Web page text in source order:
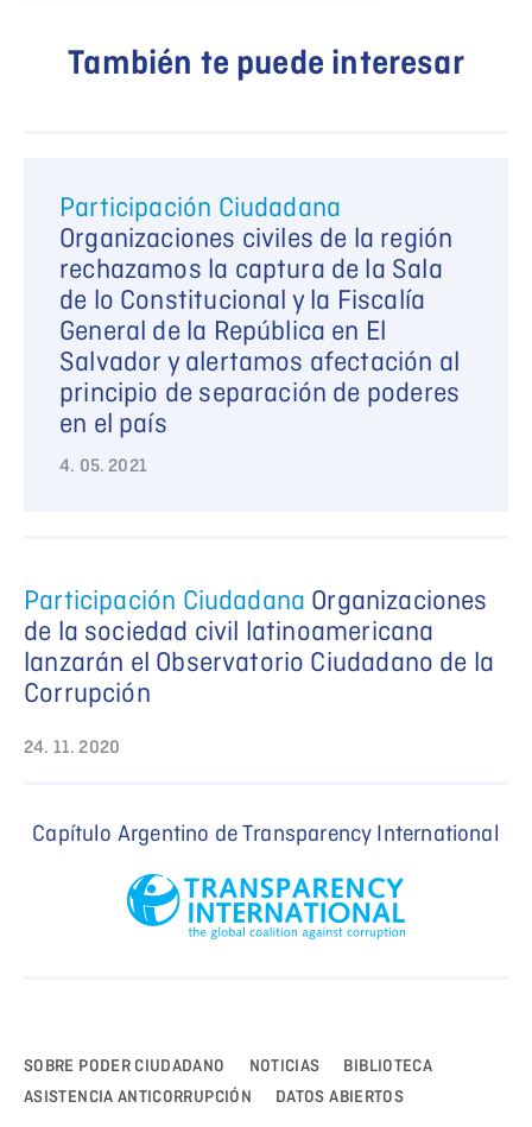
También te puede interesar
Participación Ciudadana
Organizaciones civiles de la región
rechazamos la captura de la Sala
de lo Constitucional y la Fiscalía
General de la República en El
Salvador y alertamos afectación al
principio de separación de poderes
en el país
4. 05. 2021
Participación Ciudadana Organizaciones
de la sociedad civil latinoamericana
lanzarán el Observatorio Ciudadano de la
Corrupción
24. 11. 2020
Capítulo Argentino de Transparency International
SOBRE PODER CIUDADANO NOTICIAS
BIBLIOTECA
ASISTENCIA ANTICORRUPCIÓN
DATOS ABIERTOS